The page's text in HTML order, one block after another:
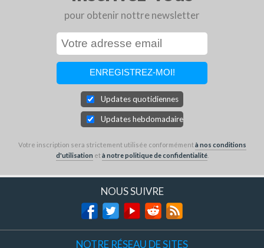
pour obtenir nottre newsletter
Updates quotidiennes
Updates hebdomadaires
Votre inscription sera strictement utilisée conformémentà nos conditions
d'utilisation età notre politique de confidentialité.
NOUS SUIVRE
NOTRE RÉSEAU DE SITES